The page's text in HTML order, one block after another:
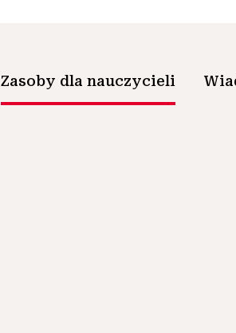
Zasoby dla nauczycieli